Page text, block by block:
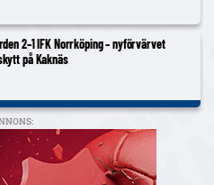
2–1 IFK Norrköping – nyförvärvet
på Kaknäs